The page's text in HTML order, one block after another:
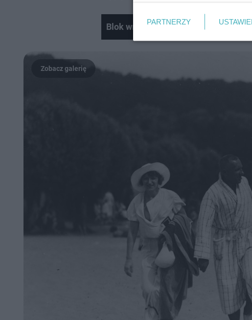
Blok wrasta w Orlen przy Mogilskiej
PARTNERZY